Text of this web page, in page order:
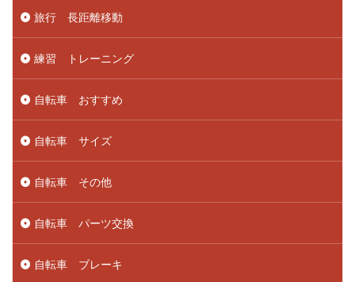
旅行 長距離移動
練習 トレーニング
自転車 おすすめ
自転車 サイズ
自転車 その他
自転車 パーツ交換
自転車 ブレーキ